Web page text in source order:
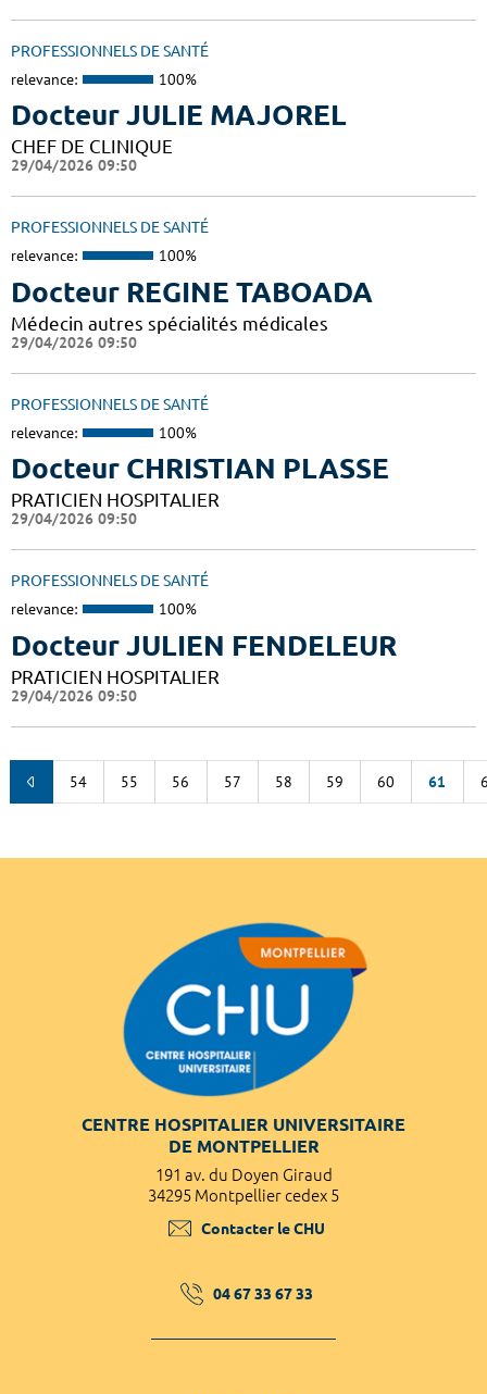
PROFESSIONNELS DE SANTÉ
relevance: 100%
Docteur JULIE MAJOREL
CHEF DE CLINIQUE
29/04/2026 09:50
PROFESSIONNELS DE SANTÉ
relevance: 100%
Docteur REGINE TABOADA
Médecin autres spécialités médicales
29/04/2026 09:50
PROFESSIONNELS DE SANTÉ
relevance: 100%
Docteur CHRISTIAN PLASSE
PRATICIEN HOSPITALIER
29/04/2026 09:50
PROFESSIONNELS DE SANTÉ
relevance: 100%
Docteur JULIEN FENDELEUR
PRATICIEN HOSPITALIER
29/04/2026 09:50
54 55 56 57 58 59 60 61
CENTRE HOSPITALIER UNIVERSITAIRE
DE MONTPELLIER
191 av. du Doyen Giraud
34295 Montpellier cedex 5
Contacter le CHU
04 67 33 67 33